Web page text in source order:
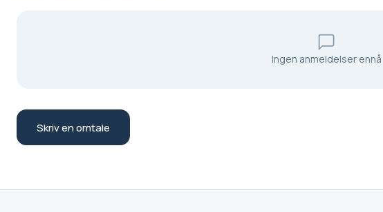
Ingen anmeldelser ennå
Skriv en omtale